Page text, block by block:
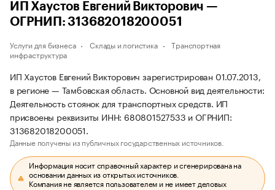
ИП Хаустов Евгений Викторович —
ОГРНИП: 313682018200051
Услуги для бизнеса Склады и логистика
Транспортная
инфраструктура
ИП Хаустов Евгений Викторович зарегистрирован 01.07.2013,
в регионе — Тамбовская область. Основной вид деятельности:
Деятельность стоянок для транспортных средств. ИП
присвоены реквизиты ИНН: 680801527533 и ОГРНИП:
313682018200051.
Данные получены из публичных государственных источников.
Информация носит справочный характер и сгенерирована на
основании данных из открытых источников.
Компания не является пользователем и не имеет деловых